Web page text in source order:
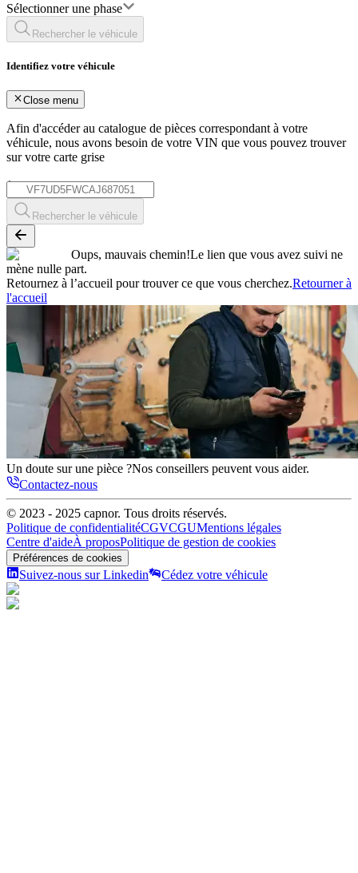
Sélectionner une phase
Rechercher le véhicule
Identifiez votre véhicule
Close menu
Afin d'accéder au catalogue de pièces correspondant à votre
véhicule, nous avons besoin de votre VIN que vous pouvez trouver
sur votre carte grise
*
Rechercher le véhicule
Oups, mauvais chemin!Le lien que vous avez suivi ne
mène nulle part.
Retournez à l’accueil pour trouver ce que vous cherchez.Retourner à
l'accueil
Un doute sur une pièce ?Nos conseillers peuvent vous aider.
Contactez-nous
© 2023 - 2025 capnor. Tous droits réservés.
Politique de confidentialitéCGVCGUMentions légales
Centre d'aideÀ proposPolitique de gestion de cookies
Préférences de cookies
Suivez-nous sur Linkedin Cédez votre véhicule